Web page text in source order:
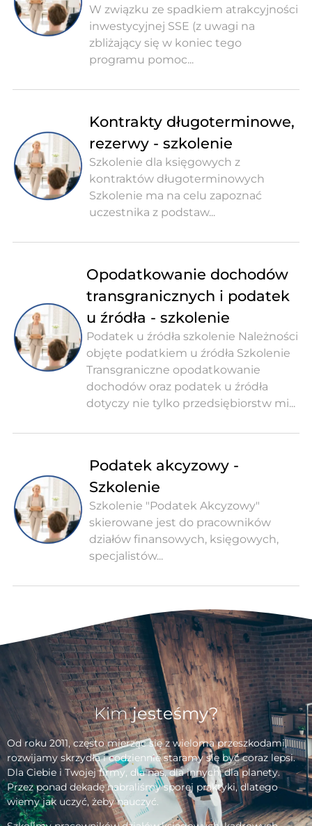
W związku ze spadkiem atrakcyjności
inwestycyjnej SSE (z uwagi na
zbliżający się w koniec tego
programu pomoc...
Kontrakty długoterminowe,
rezerwy - szkolenie
Szkolenie dla księgowych z
kontraktów długoterminowych
Szkolenie ma na celu zapoznać
uczestnika z podstaw...
Opodatkowanie dochodów
transgranicznych i podatek
u źródła - szkolenie
Podatek u źródła szkolenie Należności
objęte podatkiem u źródła Szkolenie
Transgraniczne opodatkowanie
dochodów oraz podatek u źródła
dotyczy nie tylko przedsiębiorstw mi...
Podatek akcyzowy -
Szkolenie
Szkolenie "Podatek Akcyzowy"
skierowane jest do pracowników
działów finansowych, księgowych,
specjalistów...
Kimjesteśmy?
Od roku 2011, często mierząc się z wieloma przeszkodami,
rozwijamy skrzydła i codziennie staramy się być coraz lepsi.
Dla Ciebie i Twojej firmy, dla nas, dla innych, dla planety.
Przez ponad dekadę nabraliśmy sporej praktyki, dlatego
wiemy jak uczyć, żeby nauczyć.